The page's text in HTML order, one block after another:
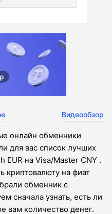
Видеообзор
онлайн обменники
для вас список лучших
EUR на Visa/Master CNY .
криптовалюту на фиат
обменник с
сначала узнать, есть ли
вам количество денег.